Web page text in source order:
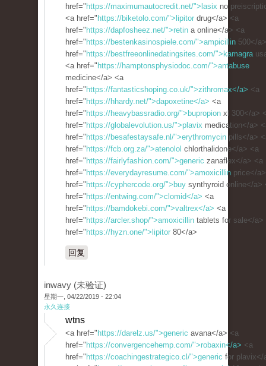
href=" https://maximumautocredit.net/">lasix no
<a href=" https://biketolo.com/">lipitor drug</a> <a
href=" https://dapfosheez.net/">retin a online</a> <a
href=" https://bestenkasinospiele.com/">ampicillin 500</
href=" https://bestfreeonlinedatingsites.com/">kamagra
<a href=" https://hamptonsphysiodoc.com/">antabuse
medicine</a> <a
href=" https://fantasticshoping.co.uk/">zithromax</a> <a
href=" https://hhardy.net/">dapoxetine</a> <a
href=" https://heavybassradio.org/">bupropion xl 300</a>
href=" https://globalevolution.us/">plavix medication</a>
href=" https://besafestaysafe.nl/">erythromycin pills</a>
href=" https://fcb.org.za/">atenolol chlorthalidone</a> <a
href=" https://fairlyfashion.com/">generic zanaflex</a> <a
href=" https://everydayresume.com/">amoxicillin price</
href=" https://cyphercode.org/">buy synthyroid online</a>
href=" https://entwing.com/">clomid</a> <a
href=" https://bamdokebi.com/">valtrex</a> <a
href=" https://arcler.shop/">amoxicillin tablets for sale</a>
href=" https://hyzn.one/">lipitor 80</a>
回复
inwavy (未验证)
星期一, 04/22/2019 - 22:04
永久连接
wtns
<a href=" https://darelz.us/">generic avana</a> <a
href=" https://convergencehemp.com/">robaxin</a> <a
href=" https://coachingestrategico.cl/">generic for plavix</